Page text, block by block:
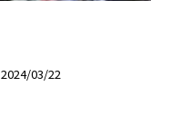
2024/03/22